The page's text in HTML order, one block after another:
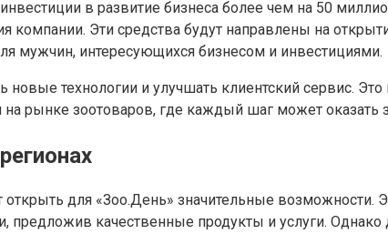
в развитие бизнеса более чем на 50
компании. Эти средства будут направлены на
мужчин, интересующихся бизнесом и инвестициями.
технологии и улучшать клиентский сервис.
рынке зоотоваров, где каждый шаг может оказать
для «Зоо.День» значительные возможности.
качественные продукты и услуги.